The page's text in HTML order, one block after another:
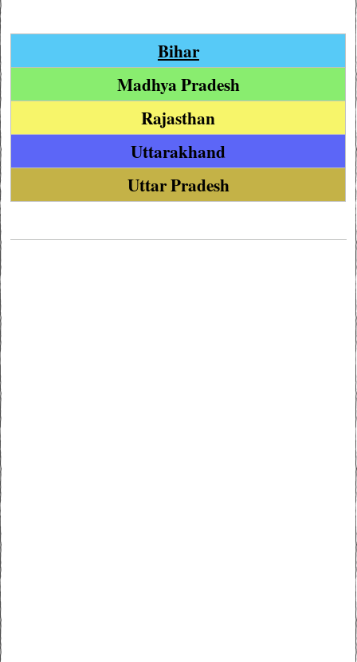
Bihar
Madhya Pradesh
Rajasthan
Uttarakhand
Uttar Pradesh